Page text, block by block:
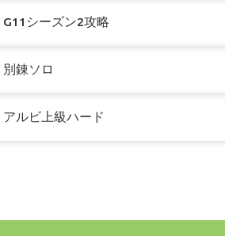
シーズン2攻略
錬ソロ
ルビ上級ハード